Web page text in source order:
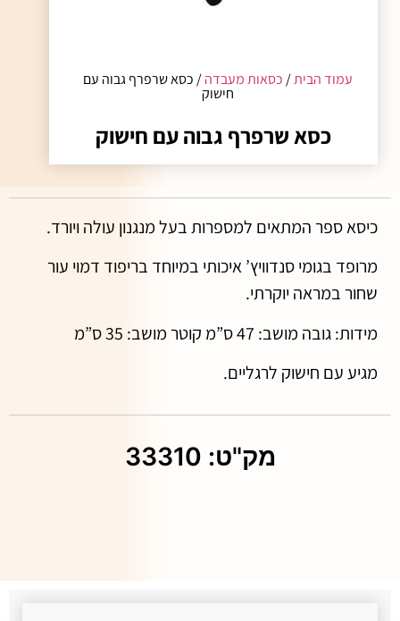
כיסא ספר המתאים למספרות בעל מנגנון עולה ויורד.
מרופד בגומי סנדוויץ’ איכותי במיוחד בריפוד דמוי עור
שחור במראה יוקרתי.
מידות: גובה מושב: 47 ס”מ קוטר מושב: 35 ס”מ
מגיע עם חישוק לרגליים.
מק"ט: 33310
עמוד הבית/ כסאות מעבדה/ כסא שרפרף גבוה עם
חישוק
כסא שרפרף גבוה עם חישוק